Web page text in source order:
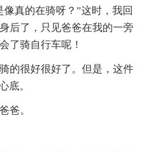
真的在骑呀？”这时，我回
后了，只见爸爸在我的一旁
了骑自行车呢！
的很好很好了。但是，这件
底。
爸。